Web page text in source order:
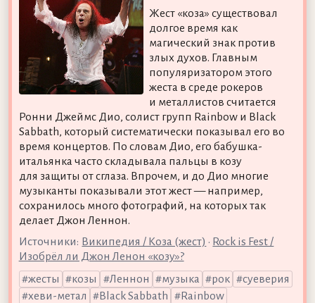
Жест «коза» существовал
долгое время как
магический знак против
злых духов. Главным
популяризатором этого
жеста в среде рокеров
и металлистов считается
Ронни Джеймс Дио, солист групп Rainbow и Black
Sabbath, который систематически показывал его во
время концертов. По словам Дио, его бабушка-
итальянка часто складывала пальцы в козу
для защиты от сглаза. Впрочем, и до Дио многие
музыканты показывали этот жест — например,
сохранилось много фотографий, на которых так
делает Джон Леннон.
Источники: Википедия / Коза (жест) • Rock is Fest /
Изобрёл ли Джон Ленон «козу»?
жесты
козы Леннон музыка рок
суеверия
хеви-метал
Black Sabbath Rainbow